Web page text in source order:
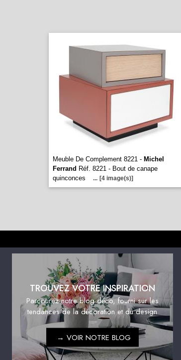
Meuble De Complement 8221 - Michel
Ferrand Réf. 8221 - Bout de canape
quinconces
... [4 image(s)]
TROUVEZ VOTRE INSPIRATION
Parcourez notre blog déco, fourni sur les
tendances de la décoration et du design
→ VOIR NOTRE BLOG